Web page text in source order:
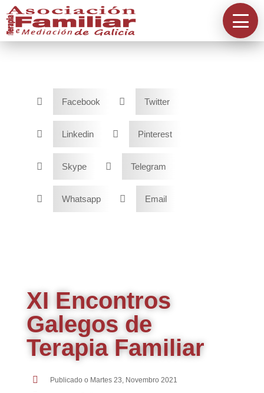
Directorios
Acreditación
Contacta
 Facebook  Twitter
 Linkedin  Pinterest
 Skype  Telegram
 Whatsapp  Email
XI Encontros
Galegos de
Terapia Familiar
Publicado o Martes 23, Novembro 2021